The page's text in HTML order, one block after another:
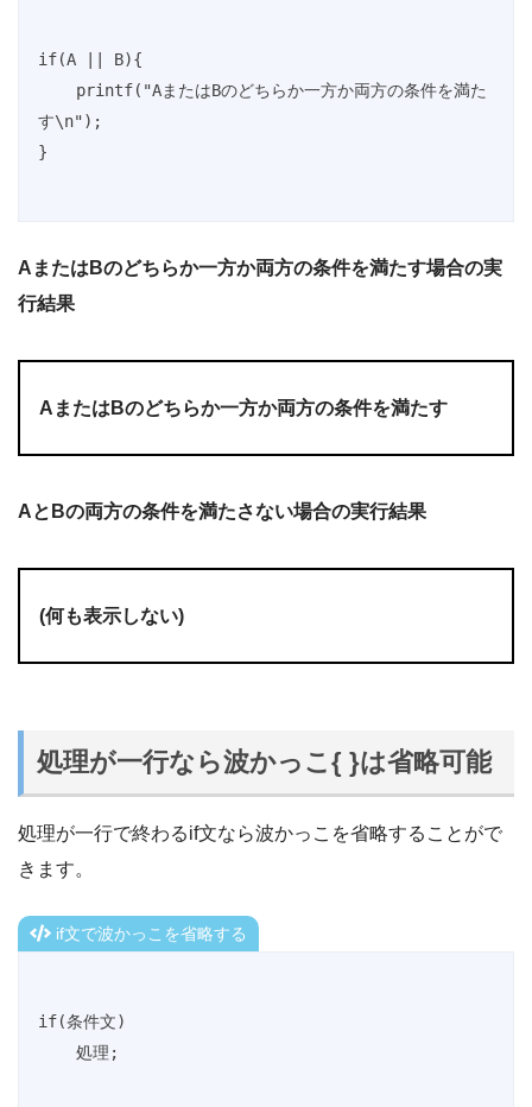
if(A || B){
す\n");
}
AまたはBのどちらか一方か両方の条件を満たす場合の実
行結果
AまたはBのどちらか一方か両方の条件を満たす
AとBの両方の条件を満たさない場合の実行結果
(何も表示しない)
処理が一行なら波かっこ{ }は省略可能
処理が一行で終わるif文なら波かっこを省略することがで
きます。
if文で波かっこを省略する
if(条件文)
    処理;